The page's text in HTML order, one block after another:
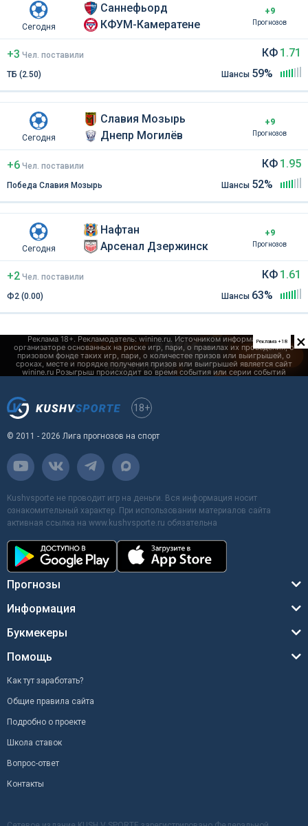
Сегодня
Саннефьорд
КФУМ-Камератене
+9
Прогнозов
+3 Чел поставили
ТБ (2.50)
КФ 1.71
Шансы 59%
Сегодня
Славия Мозырь
Днепр Могилёв
+9
Прогнозов
+6 Чел поставили
Победа Славия Мозырь
КФ 1.95
Шансы 52%
Сегодня
Нафтан
Арсенал Дзержинск
+9
Прогнозов
+2 Чел поставили
Ф2 (0.00)
КФ 1.61
Шансы 63%
×
Реклама +18
18+
© 2011 - 2026 Лига прогнозов на спорт
Kushvsporte не проводит игр на деньги. Вся информация носит
ознакомительный характер. При использовании материалов сайта
активная ссылка на www.kushvsporte.ru обязательна
Прогнозы
Информация
Букмекеры
Помощь
Как тут заработать?
Общие правила сайта
Подробно о проекте
Школа ставок
Вопрос-ответ
Контакты